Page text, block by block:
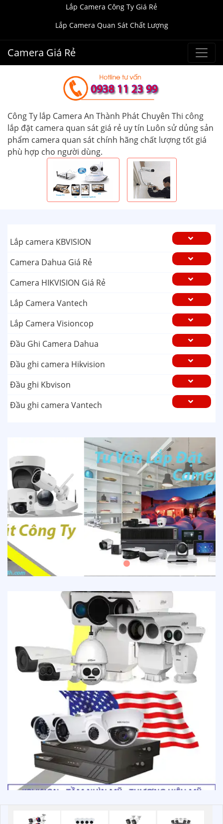
Lắp Camera Công Ty Giá Rẻ
Lắp Camera Quan Sát Chất Lượng
Camera Giá Rẻ
Công Ty lắp Camera An Thành Phát Chuyên Thi công
lắp đặt camera quan sát giá rẻ uy tín Luôn sử dủng sản
phẩm camera quan sát chính hãng chất lượng tốt giá
phù hợp cho người dùng.
Lắp camera KBVISION
Camera Dahua Giá Rẻ
Camera HIKVISION Giá Rẻ
Lắp Camera Vantech
Lắp Camera Visioncop
Đầu Ghi Camera Dahua
Đầu ghi camera Hikvision
Đầu ghi Kbvison
Đầu ghi camera Vantech